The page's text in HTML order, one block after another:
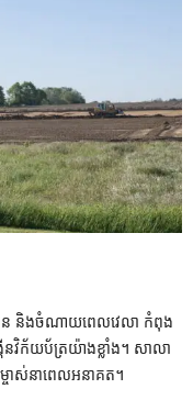
រើន និងចំណាយពេលវេលា កំពុង
នវិក័យប័ត្រយ៉ាងខ្លាំង។ សាលា
ចាស់នាពេលអនាគត។